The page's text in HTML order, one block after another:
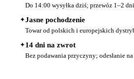
Do 14:00 wysyłka dziś; przewóz 1–2
✦Jasne pochodzenie
Towar od polskich i europejskich
✦14 dni na zwrot
Bez podawania przyczyny; odesłanie